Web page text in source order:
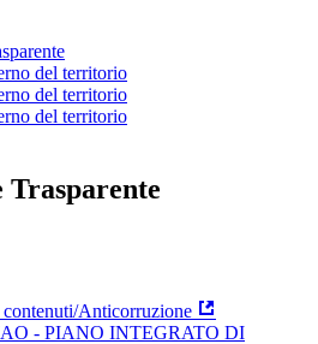
del territorio
del territorio
del territorio
Anticorruzione
- PIANO INTEGRATO DI